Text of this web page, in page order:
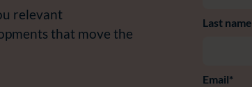
relevant
that move the
Last name
Email*